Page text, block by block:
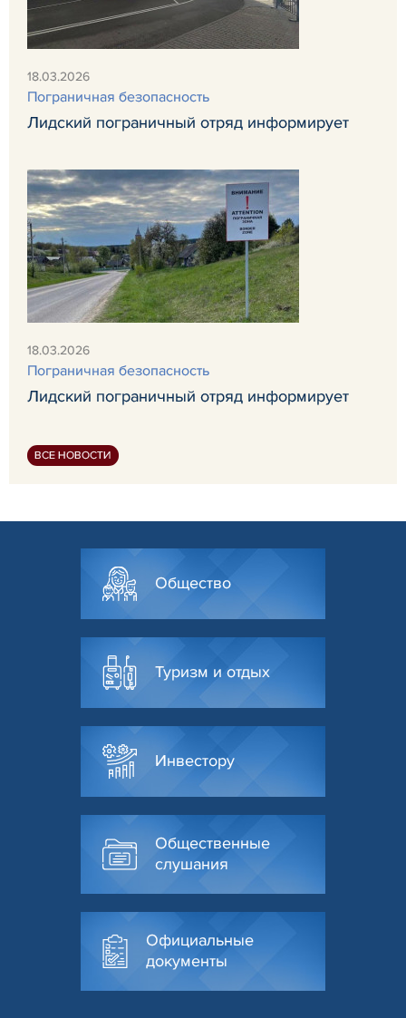
18.03.2026
Пограничная безопасность
Лидский пограничный отряд информирует
18.03.2026
Пограничная безопасность
Лидский пограничный отряд информирует
ВСЕ НОВОСТИ
Общество
Туризм и отдых
Инвестору
Общественные
слушания
Официальные
документы